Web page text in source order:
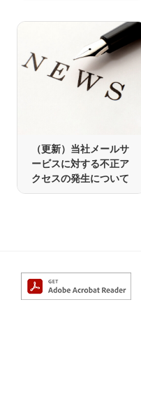
（更新）当社メールサ
ービスに対する不正ア
クセスの発生について